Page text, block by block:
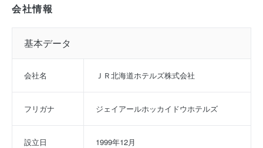
会社情報
基本データ
会社名 ＪＲ北海道ホテルズ株式会社
フリガナ ジェイアールホッカイドウホテルズ
設立日 1999年12月